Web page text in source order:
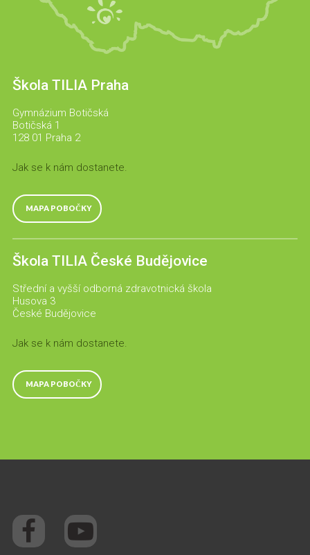
Škola TILIA Praha
Gymnázium Botičská
Botičská 1
128 01 Praha 2
Jak se k nám dostanete.
MAPA POBOČKY
Škola TILIA České Budějovice
Střední a vyšší odborná zdravotnická škola
Husova 3
České Budějovice
Jak se k nám dostanete.
MAPA POBOČKY